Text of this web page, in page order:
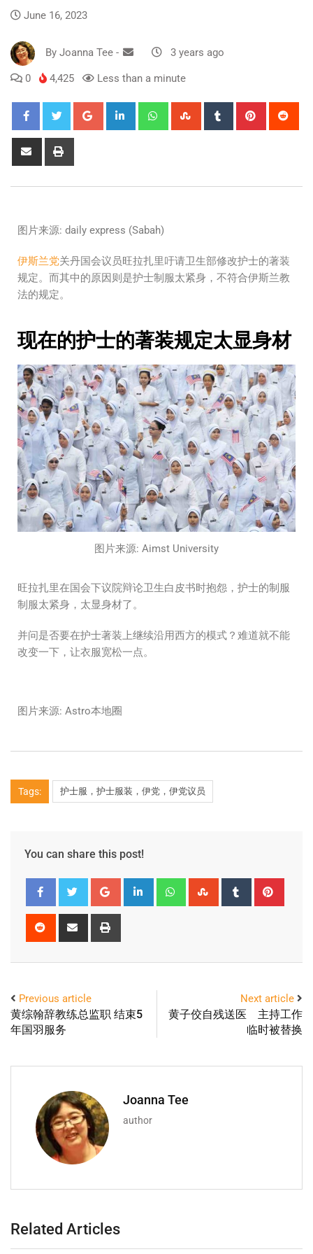
June 16, 2023
By Joanna Tee - 3 years ago
0 4,425 Less than a minute
图片来源: daily express (Sabah)
伊斯兰党关丹国会议员旺拉扎里吁请卫生部修改护士的著装
规定。而其中的原因则是护士制服太紧身，不符合伊斯兰教
法的规定。
现在的护士的著装规定太显身材
图片来源: Aimst University
旺拉扎里在国会下议院辩论卫生白皮书时抱怨，护士的制服
制服太紧身，太显身材了。
并问是否要在护士著装上继续沿用西方的模式？难道就不能
改变一下，让衣服宽松一点。
图片来源: Astro本地圈
Tags: 护士服，护士服装，伊党，伊党议员
You can share this post!
Previous article
黄综翰辞教练总监职 结束5
年国羽服务
Next article
黄子佼自残送医 主持工作
临时被替换
Joanna Tee
author
Related Articles